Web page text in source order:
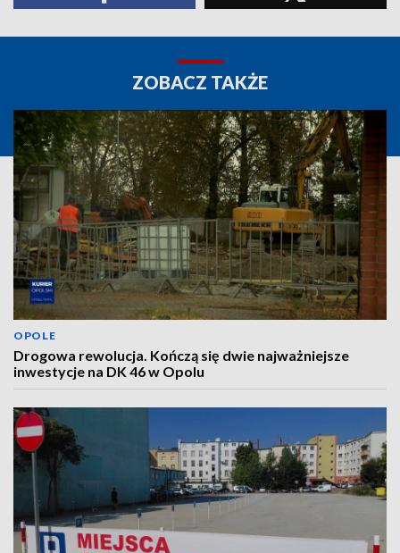
ZOBACZ TAKŻE
OPOLE
Drogowa rewolucja. Kończą się dwie najważniejsze
inwestycje na DK 46 w Opolu